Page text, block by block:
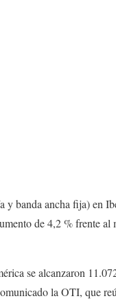
y banda ancha fija) en
de 4,2 % frente
se alcanzaron
la OTI, que